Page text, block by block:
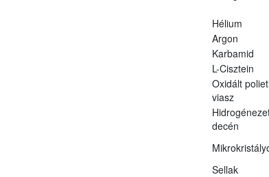
Hélium
Argon
Karbamid
L-Cisztein
Oxidált
viasz
decén
Sellak